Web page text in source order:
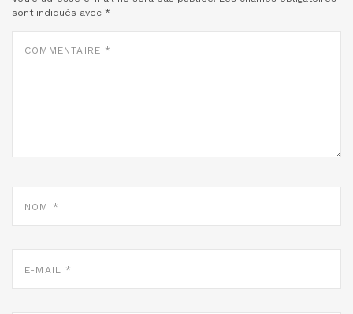
sont indiqués avec *
MAIL